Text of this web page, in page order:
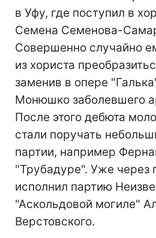
в Уфу, где поступил в
Семена Семенова-
Совершенно случайно
из хориста
заменив в опере
Монюшко заболевшего
После этого дебюта
стали поручать
партии, например
"Трубадуре". Уже через
исполнил партию
"Аскольдовой могиле"
Верстовского.